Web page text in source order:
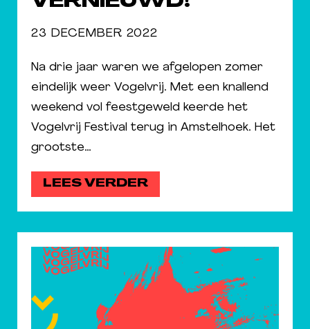
23 DECEMBER 2022
Na drie jaar waren we afgelopen zomer
eindelijk weer Vogelvrij. Met een knallend
weekend vol feestgeweld keerde het
Vogelvrij Festival terug in Amstelhoek. Het
grootste…
LEES VERDER